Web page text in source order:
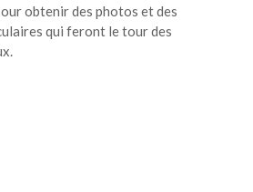
obtenir des photos et des
qui feront le tour des